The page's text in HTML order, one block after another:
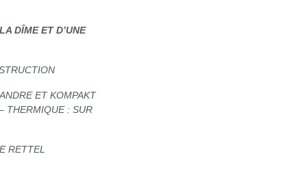
DÎME ET D’UNE
ET KOMPAKT
THERMIQUE : SUR
RETTEL